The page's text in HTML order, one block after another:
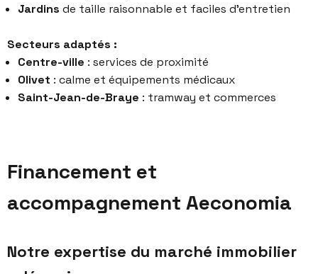
Jardins de taille raisonnable et faciles d’entretien
Secteurs adaptés :
Centre-ville : services de proximité
Olivet : calme et équipements médicaux
Saint-Jean-de-Braye : tramway et commerces
Financement et
accompagnement Aeconomia
Notre expertise du marché immobilier